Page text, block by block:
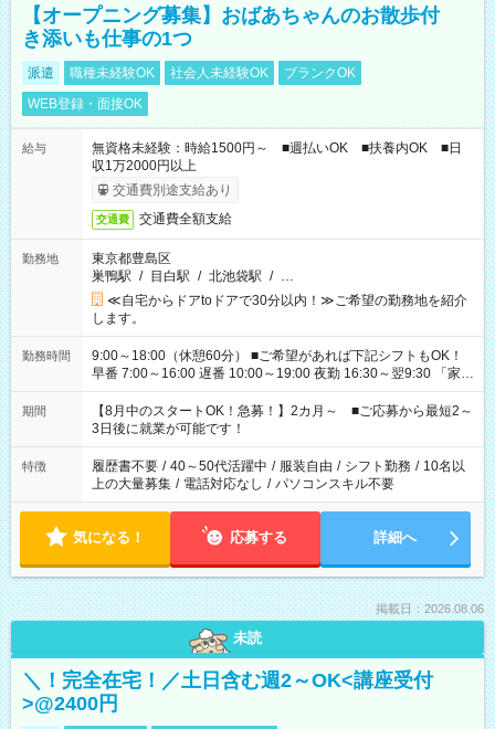
【オープニング募集】おばあちゃんのお散歩付
き添いも仕事の1つ
派遣 職種未経験OK 社会人未経験OK
ブランクOK
WEB登録・面接OK
給与
無資格未経験：時給1500円～ ■週払いOK ■扶養内OK ■日
収1万2000円以上
交通費別途支給あり
交通費 交通費全額支給
勤務地
東京都豊島区
巣鴨駅 / 目白駅 / 北池袋駅 / …
≪自宅からドアtoドアで30分以内！≫ご希望の勤務地を紹介
します。
勤務時間
9:00～18:00（休憩60分） ■ご希望があれば下記シフトもOK！
早番 7:00～16:00 遅番 10:00～19:00 夜勤 16:30～翌9:30 「家族
と休みを合わせたい」 「余裕を持って夕飯の準備がしたい」
「できれば残業はしたくない」 など、ご希望を教えてください
ね。 ※Wワーク希望の方へ 今ご覧のお仕事で希望する勤務時間
と、もう1つのお仕事の勤務時間。 合計で週40時間を超える場
合は応募できません。
期間
【8月中のスタートOK！急募！】2カ月～ ■ご応募から最短2～
3日後に就業が可能です！
特徴 履歴書不要 / 40～50代活躍中 / 服装自由 / シフト勤務 / 10名以
上の大量募集 / 電話対応なし / パソコンスキル不要
気になる！ 応募する 詳細へ
掲載日：2026.08.06
未読
＼！完全在宅！／土日含む週2～OK<講座受付
>@2400円